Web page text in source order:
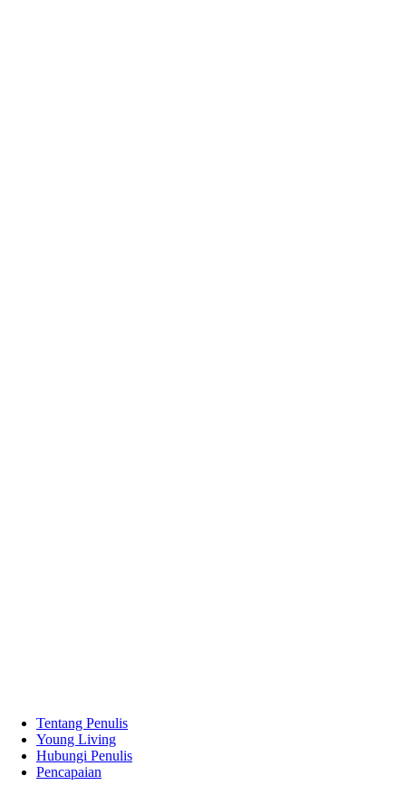
Tentang Penulis
Young Living
Hubungi Penulis
Pencapaian